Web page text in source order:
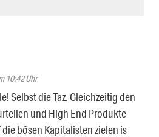
10:42 Uhr
Selbst die Taz. Gleichzeitig den
und High End Produkte
bösen Kapitalisten zielen is